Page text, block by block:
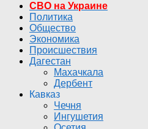
СВО на Украине
Политика
Общество
Экономика
Происшествия
Дагестан
Махачкала
Дербент
Кавказ
Чечня
Ингушетия